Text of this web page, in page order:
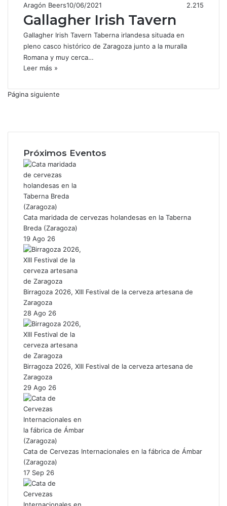
Aragón Beers10/06/2021 2.215
Gallagher Irish Tavern
Gallagher Irish Tavern Taberna irlandesa situada en
pleno casco histórico de Zaragoza junto a la muralla
Romana y muy cerca…
Leer más »
Página siguiente
Próximos Eventos
Cata maridada de cervezas holandesas en la Taberna
Breda (Zaragoza)
19 Ago 26
Birragoza 2026, XIII Festival de la cerveza artesana de
Zaragoza
28 Ago 26
Birragoza 2026, XIII Festival de la cerveza artesana de
Zaragoza
29 Ago 26
Cata de Cervezas Internacionales en la fábrica de Ámbar
(Zaragoza)
17 Sep 26